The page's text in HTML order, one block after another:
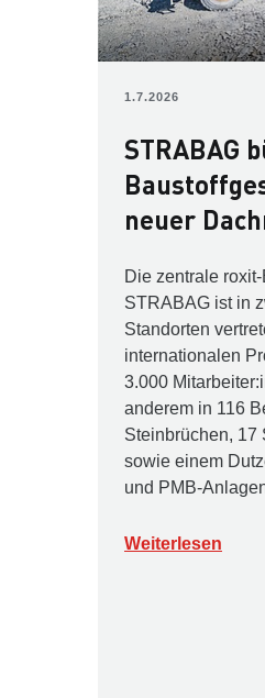
1.7.2026
STRABAG
neuer
Die zentrale
STRABAG ist in
Standorten
internationalen
3.000
anderem in 116
Steinbrüchen, 17
sowie einem
und PMB-
Weiterlesen